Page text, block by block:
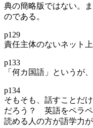
典の簡略版ではない。
のである。
p129
責任主体のないネット
p133
「何カ国語」というが
p134
そもそも、話すことだ
だろう？ 英語をペラペ
読める人の方が語学力